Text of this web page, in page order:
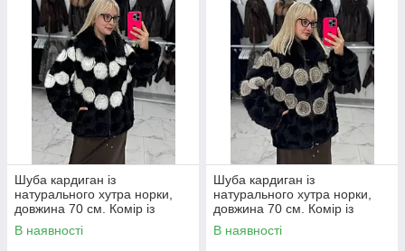
Шуба кардиган із
натурального хутра норки,
довжина 70 см. Комір із
песця
В наявності
Шуба кардиган із
натурального хутра норки,
довжина 70 см. Комір із
песця
В наявності